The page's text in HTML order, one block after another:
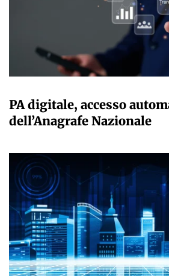
PA digitale, accesso
dell’Anagrafe Nazionale